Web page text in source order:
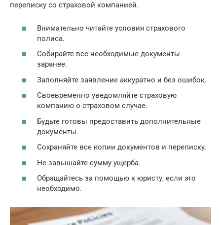
переписку со страховой компанией.
Внимательно читайте условия страхового
полиса.
Собирайте все необходимые документы
заранее.
Заполняйте заявление аккуратно и без ошибок.
Своевременно уведомляйте страховую
компанию о страховом случае.
Будьте готовы предоставить дополнительные
документы.
Сохраняйте все копии документов и переписку.
Не завышайте сумму ущерба.
Обращайтесь за помощью к юристу, если это
необходимо.